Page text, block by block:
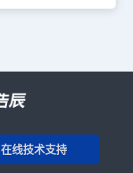
在线技术支持